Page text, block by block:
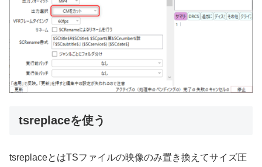
tsreplaceを使う
tsreplaceとはTSファイルの映像のみ置き換えてサイズ圧